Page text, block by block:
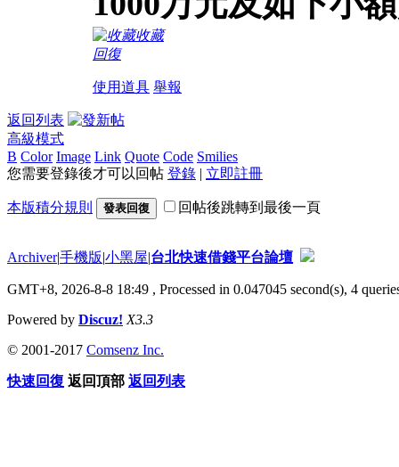
收藏
回復
使用道具 舉報
返回列表
高級模式
B Color Image Link Quote Code Smilies
您需要登錄後才可以回帖 登錄 | 立即註冊
本版積分規則 發表回復 回帖後跳轉到最後一頁
Archiver|手機版|小黑屋|台北快速借錢平台論壇
GMT+8, 2026-8-8 18:49 , Processed in 0.047045 second(s), 4
Powered by Discuz! X3.3
© 2001-2017 Comsenz Inc.
快速回復 返回頂部 返回列表